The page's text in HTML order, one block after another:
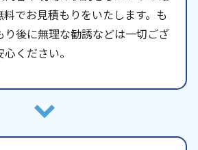
でお見積もりをいたします。も
り後に無理な勧誘などは一切ござ
ください。